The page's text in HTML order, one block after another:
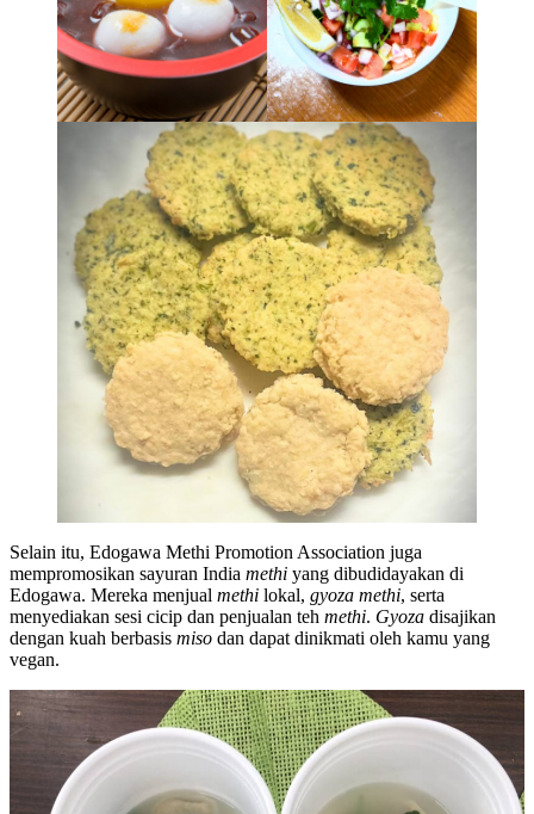
Selain itu, Edogawa Methi Promotion Association juga
mempromosikan sayuran India methi yang dibudidayakan di
Edogawa. Mereka menjual methi lokal, gyoza methi, serta
menyediakan sesi cicip dan penjualan teh methi. Gyoza disajikan
dengan kuah berbasis miso dan dapat dinikmati oleh kamu yang
vegan.